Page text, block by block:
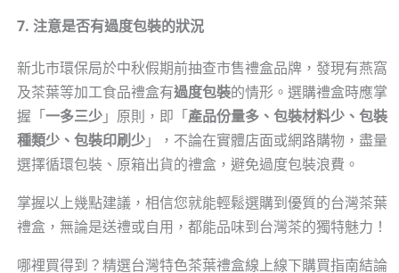
7. 注意是否有過度包裝的狀況
新北市環保局於中秋假期前抽查市售禮盒品牌，發現有燕窩
及茶葉等加工食品禮盒有過度包裝的情形。選購禮盒時應掌
握「一多三少」原則，即「產品份量多、包裝材料少、包裝
種類少、包裝印刷少」，不論在實體店面或網路購物，盡量
選擇循環包裝、原箱出貨的禮盒，避免過度包裝浪費。
掌握以上幾點建議，相信您就能輕鬆選購到優質的台灣茶葉
禮盒，無論是送禮或自用，都能品味到台灣茶的獨特魅力！
哪裡買得到？精選台灣特色茶葉禮盒線上線下購買指南結論